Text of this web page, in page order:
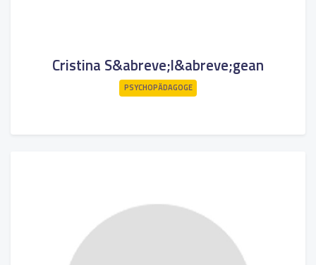
Cristina S&abreve;l&abreve;gean
PSYCHOPÄDAGOGE